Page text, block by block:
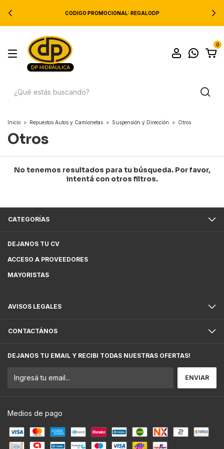
CODIGO PROMOCIONAL: REGALODP
0
Inicio > Repuestos Autos y Camionetas > Suspensión y Dirección > Otros
Otros
No tenemos resultados para tu búsqueda. Por favor,
intentá con otros filtros.
CATEGORÍAS
DEJANOS TU CV
ACCESO A PROVEEDORES
MAYORISTAS
AVISOS LEGALES
CONTACTÁNOS
DEJANOS TU EMAIL Y RECIBI TODAS NUESTRAS OFERTAS!
Medios de pago